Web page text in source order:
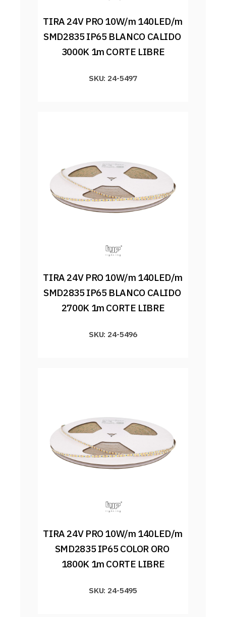
TIRA 24V PRO 10W/m 140LED/m
SMD2835 IP65 BLANCO CALIDO
3000K 1m CORTE LIBRE
SKU: 24-5497
TIRA 24V PRO 10W/m 140LED/m
SMD2835 IP65 BLANCO CALIDO
2700K 1m CORTE LIBRE
SKU: 24-5496
TIRA 24V PRO 10W/m 140LED/m
SMD2835 IP65 COLOR ORO
1800K 1m CORTE LIBRE
SKU: 24-5495